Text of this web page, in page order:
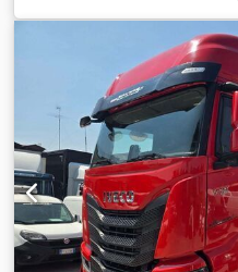
دیزل, ترمزها:رتاردر, رنگ:آبی,
خودکار
فولاد-هوا, طول کل:
, ارتفاع کل:۴٬۱۱۰ میلی‌متر
, تجهیزات:آینه برقی, اِی‌بی‌اِس‎, بخاری پارکینگ,
رتاردر, سیستم ناوبری, قفل
کولر پارکینگ, گرم‌کن صندلی